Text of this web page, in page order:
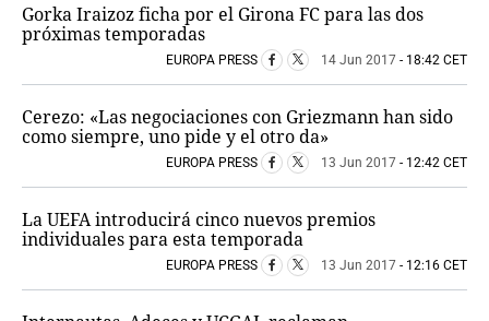
Gorka Iraizoz ficha por el Girona FC para las dos
próximas temporadas
EUROPA PRESS 14 Jun 2017 - 18:42 CET
Cerezo: «Las negociaciones con Griezmann han sido
como siempre, uno pide y el otro da»
EUROPA PRESS 13 Jun 2017 - 12:42 CET
La UEFA introducirá cinco nuevos premios
individuales para esta temporada
EUROPA PRESS 13 Jun 2017 - 12:16 CET